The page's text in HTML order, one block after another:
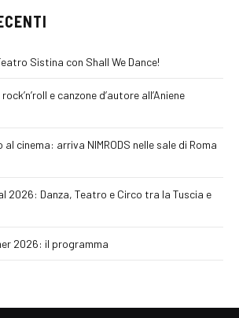
Sistina con Shall We Dance!
e canzone d’autore all’Aniene
al cinema: arriva NIMRODS nelle sale di Roma
2026: Danza, Teatro e Circo tra la Tuscia e
2026: il programma